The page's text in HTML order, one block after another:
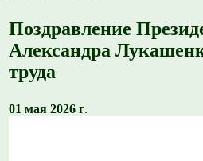
Поздравление
Александра
труда
01 мая 2026 г.